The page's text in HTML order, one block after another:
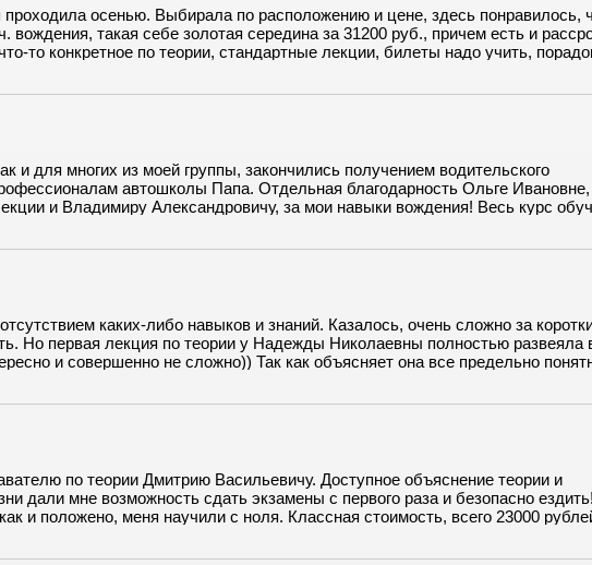
осенью. Выбирала по расположению и цене, здесь понравилось,
такая себе золотая середина за 31200 руб., причем есть и
то конкретное по теории, стандартные лекции, билеты надо учить,
На практике главный плюс - это подробный разбор маршрута ГАИ. Чтобы
строгие, но максимально приближенные к госам, к тому же несдача не
и для многих из моей группы, закончились получением водительского
автошколы Папа. Отдельная благодарность Ольге Ивановне,
и Владимиру Александровичу, за мои навыки вождения! Весь курс
в комфортной и позитивной атмосфере)) Учился я в утренней группе,
мы встречались в удобное для меня время. Подстраиваться под
без проблем. Палки в колеса никто не вставлял, и на деньги не
за человечность и поддержку!
каких-либо навыков и знаний. Казалось, очень сложно за
Но первая лекция по теории у Надежды Николаевны полностью развеяла
и совершенно не сложно)) Так как объясняет она все предельно
опыта. Понятное дело, что с таким подходом теорию сдала с 1-го раза))
метро Коломенская у Константина Григорьевича. Кстати, на площадку я
С ним вождение мне далось легко! На экзаменах в ГИБДД я сдавала
что автодром, что город мне дались нетрудно, только волновалась зря))
за чудесное обучение)))
по теории Дмитрию Васильевичу. Доступное объяснение теории и
дали мне возможность сдать экзамены с первого раза и безопасно ездить!
и положено, меня научили с ноля. Классная стоимость, всего 23000
На экзамен в ГИБДД меня сопровождал инструктор, подачу документов
авто на сдачу практики, совершенно бесплатно)) Практику я сдал без